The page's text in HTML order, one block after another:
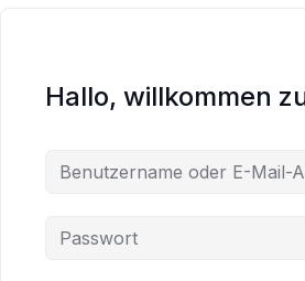
Hallo, willkommen